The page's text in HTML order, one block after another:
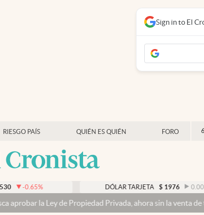
RIESGO PAÍS QUIÉN ES QUIÉN FORO
% DÓLAR TARJETA $ 1976 0.00%
de Propiedad Privada, ahora sin la venta de tierras a
Sign in to El